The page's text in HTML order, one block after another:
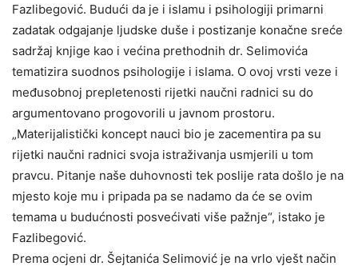
Fazlibegović. Budući da je i islamu i psihologiji primarni
zadatak odgajanje ljudske duše i postizanje konačne sreće
sadržaj knjige kao i većina prethodnih dr. Selimovića
tematizira suodnos psihologije i islama. O ovoj vrsti veze i
međusobnoj prepletenosti rijetki naučni radnici su do
argumentovano progovorili u javnom prostoru.
„Materijalistički koncept nauci bio je zacementira pa su
rijetki naučni radnici svoja istraživanja usmjerili u tom
pravcu. Pitanje naše duhovnosti tek poslije rata došlo je na
mjesto koje mu i pripada pa se nadamo da će se ovim
temama u budućnosti posvećivati više pažnje“, istako je
Fazlibegović.
Prema ocjeni dr. Šejtanića Selimović je na vrlo vješt način